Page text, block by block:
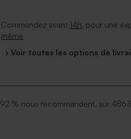
Commandez avant 14h, pour une
même
› Voir toutes les options de
92 % nous recommandent, sur